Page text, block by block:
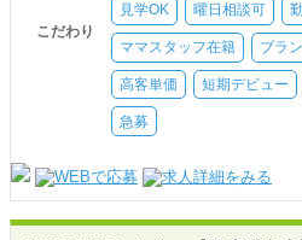
／★エリア2：1300円～
スト1250円～1350円
こだわり
見学OK 曜日相談可
ママスタッフ在籍 ブラ
高客単価 短期デビュー
急募